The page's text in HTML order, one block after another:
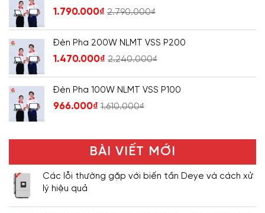
1.790.000₫ 2.790.000₫
Đèn Pha 200W NLMT VSS P200
1.470.000₫ 2.240.000₫
Đèn Pha 100W NLMT VSS P100
966.000₫ 1.610.000₫
BÀI VIẾT MỚI
Các lỗi thường gặp với biến tần Deye và cách xử
lý hiệu quả